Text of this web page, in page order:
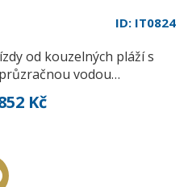
ID: IT0824
od kouzelných pláží s
vodou…
Kč